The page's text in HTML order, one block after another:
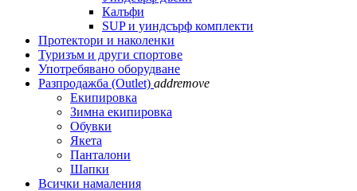
Калъфи
SUP и уиндсърф комплекти
Протектори и наколенки
Туризъм и други спортове
Употребявано оборудване
Разпродажба (Outlet) addremove
Екипировка
Зимна екипировка
Обувки
Якета
Панталони
Шапки
Всички намаления